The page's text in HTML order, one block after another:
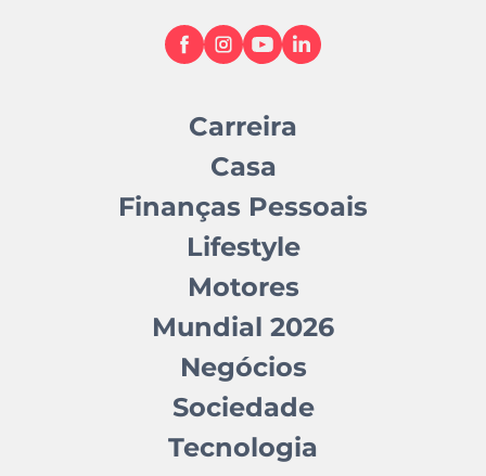
Carreira
Casa
Finanças Pessoais
Lifestyle
Motores
Mundial 2026
Negócios
Sociedade
Tecnologia